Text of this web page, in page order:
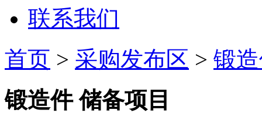
联系我们
首页 > 采购发布区 > 锻
锻造件 储备项目